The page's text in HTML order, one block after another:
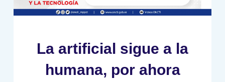
La artificial sigue a la
humana, por ahora